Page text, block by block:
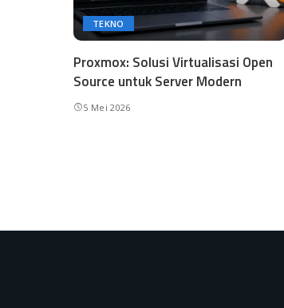
TEKNO
Proxmox: Solusi Virtualisasi Open
Source untuk Server Modern
5 Mei 2026